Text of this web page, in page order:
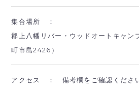
集合場所 ：
郡上八幡リバー・ウッドオートキャン
町市島2426）
アクセス ： 備考欄をご確認くださ